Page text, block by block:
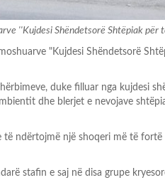
''Kujdesi Shëndetsorë Shtëpiak për
"Kujdesi Shëndetsorë
duke filluar nga kujdesi
dhe blerjet e nevojave
ndërtojmë një shoqeri më të fortë
stafin e saj në disa grupe